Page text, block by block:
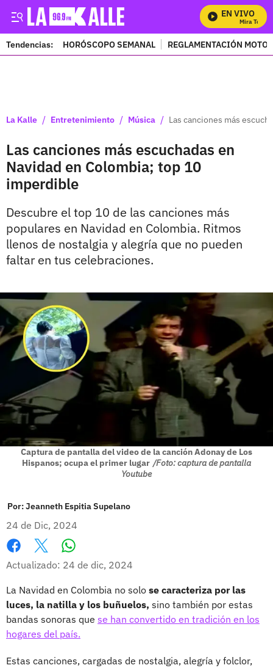
EN VIVO
Mira Todos
Tendencias: HORÓSCOPO SEMANAL REGLAMENTACIÓN
La Kalle / Entretenimiento / Música / Las canciones más
Las canciones más escuchadas en
Navidad en Colombia; top 10
imperdible
Descubre el top 10 de las canciones más
populares en Navidad en Colombia. Ritmos
llenos de nostalgia y alegría que no pueden
faltar en tus celebraciones.
Captura de pantalla del video de la canción Adonay de Los
Hispanos; ocupa el primer lugar /Foto: captura de pantalla
Youtube
Por:Jeanneth Espitia Supelano
24 de Dic, 2024
Facebook
X
Actualizado: 24 de dic, 2024
La Navidad en Colombia no solo se caracteriza por las
luces, la natilla y los buñuelos, sino también por estas
bandas sonoras que se han convertido en tradición en los
hogares del país.
Estas canciones, cargadas de nostalgia, alegría y folclor,